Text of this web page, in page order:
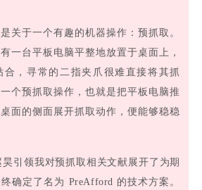
关于一个有趣的机器操作：预抓取。
一台平板电脑平整地放置于桌面上，
合，寻常的二指夹爪很难直接将其抓
个预抓取操作，也就是把平板电脑推
面的侧面展开抓取动作，便能够稳稳
引领我对预抓取相关文献展开了为期
确定了名为 PreAfford 的技术方案。